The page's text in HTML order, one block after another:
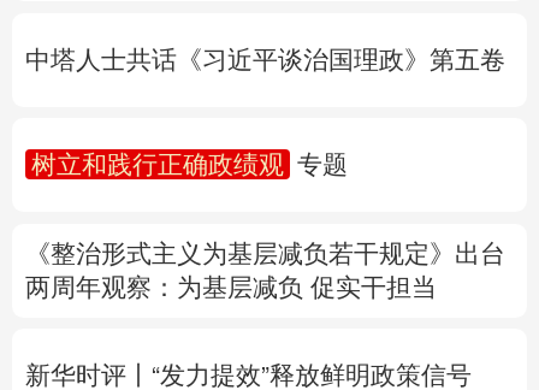
English Español Français عربى
Deutsch Português
中塔人士共话《习近平谈治国理政》第五卷
树立和践行正确政绩观 专题
《整治形式主义为基层减负若干规定》出台
两周年观察 ：为基层减负 促实干担当
新华时评丨“发力提效”释放鲜明政策信号